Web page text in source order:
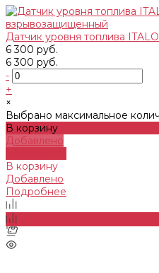
Датчик уровня топлива
6 300 руб.
6 300 руб.
-
+
×
Выбрано максимальное
В корзину
Добавлено
В корзину
Добавлено
Подробнее